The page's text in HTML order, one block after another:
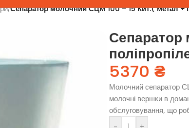
/Сепаратор молочний СЦМ 100 – 15 Кит.( метал +
Сепаратор
5370 ₴
Молочний сепаратор
молочні вершки в
обслуговування, що